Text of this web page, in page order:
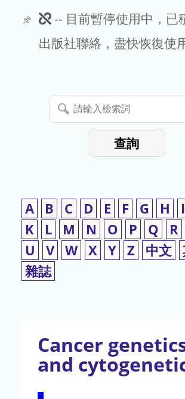
此
期
暫
停
-- 目前暫停使用中，已
出版社聯絡，盡快恢復使
請
輸
查詢
A B C D E F G H I
K
L M N O P Q R
U
V W X Y Z 中文
雜誌
Cancer
and